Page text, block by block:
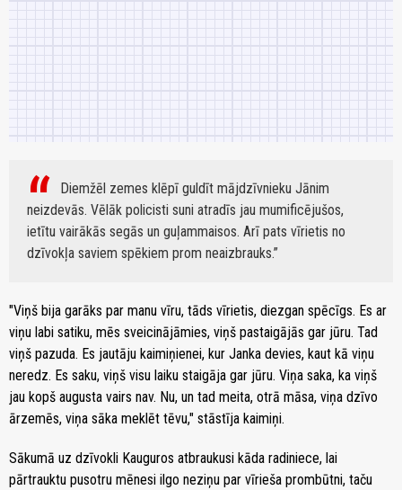
Diemžēl zemes klēpī guldīt mājdzīvnieku Jānim
neizdevās. Vēlāk policisti suni atradīs jau mumificējušos,
ietītu vairākās segās un guļammaisos. Arī pats vīrietis no
dzīvokļa saviem spēkiem prom neaizbrauks.
"Viņš bija garāks par manu vīru, tāds vīrietis, diezgan spēcīgs. Es ar
viņu labi satiku, mēs sveicinājāmies, viņš pastaigājās gar jūru. Tad
viņš pazuda. Es jautāju kaimiņienei, kur Janka devies, kaut kā viņu
neredz. Es saku, viņš visu laiku staigāja gar jūru. Viņa saka, ka viņš
jau kopš augusta vairs nav. Nu, un tad meita, otrā māsa, viņa dzīvo
ārzemēs, viņa sāka meklēt tēvu," stāstīja kaimiņi.
Sākumā uz dzīvokli Kauguros atbraukusi kāda radiniece, lai
pārtrauktu pusotru mēnesi ilgo neziņu par vīrieša prombūtni, taču